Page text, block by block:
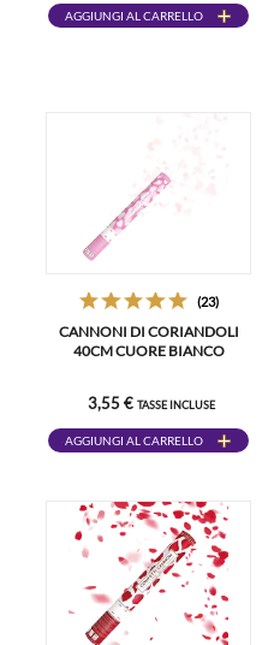
AGGIUNGI AL CARRELLO
(23)
CANNONI DI CORIANDOLI
40CM CUORE BIANCO
3,55 € TASSE INCLUSE
AGGIUNGI AL CARRELLO